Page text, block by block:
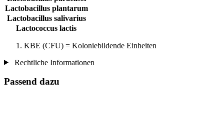
Lactobacillus plantarum
Lactobacillus salivarius
Lactococcus lactis
KBE (CFU) = Koloniebildende Einheiten
Rechtliche Informationen
Passend dazu